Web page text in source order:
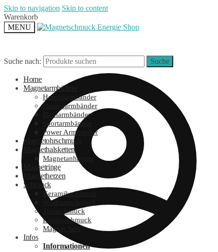
Skip to navigation Skip to content
Warenkorb
MENU
Suche nach: Suche
Home
Magnetarmbänder
Herrenarmbänder
Damenarmbänder
Flexiarmbänder
Sportarmbänder
Power Armbänder
Magnetohrschmuck
Magnethalsketten
Magnetanhänger
Magnetringe
Magnetherzen
Schmuck
Keramikschmuck
Wolframschmuck
Titanschmuck
Kupferschmuck
Magnet Sets
Infos
Informationen